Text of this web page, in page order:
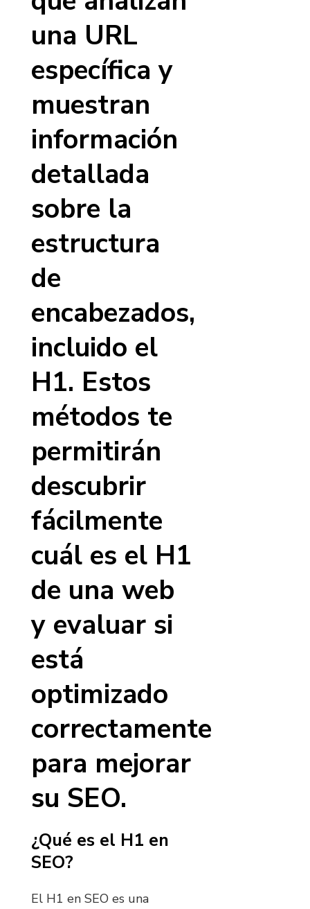
una URL
específica y
muestran
información
detallada
sobre la
estructura
de
encabezados,
incluido el
H1. Estos
métodos te
permitirán
descubrir
fácilmente
cuál es el H1
de una web
y evaluar si
está
optimizado
correctamente
para mejorar
su SEO.
¿Qué es el H1 en
SEO?
El H1 en SEO es una